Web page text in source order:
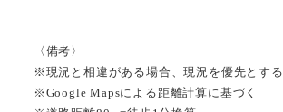
〈備考〉
※現況と相違がある場合、現況を優先とする
※Google Mapsによる距離計算に基づく